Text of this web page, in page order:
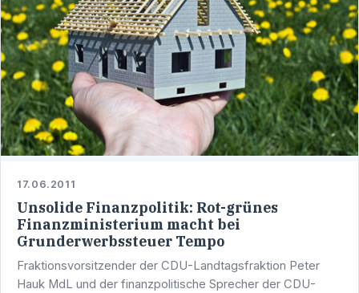
17.06.2011
Unsolide Finanzpolitik: Rot-grünes
Finanzministerium macht bei
Grunderwerbssteuer Tempo
Fraktionsvorsitzender der CDU-Landtagsfraktion Peter
Hauk MdL und der finanzpolitische Sprecher der CDU-